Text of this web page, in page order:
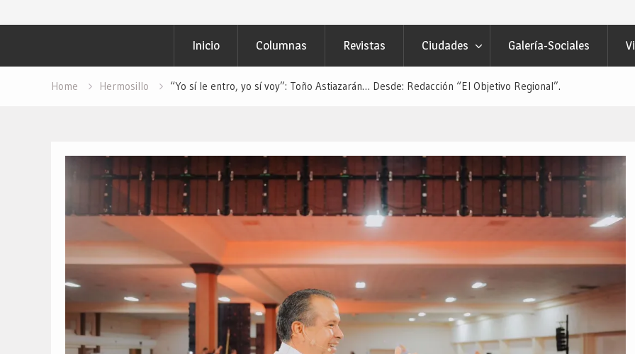
Inicio Columnas Revistas Ciudades Galería-Sociales
Home Hermosillo “Yo sí le entro, yo sí voy”: Toño Astiazarán… Desde: Redacción “El Objetivo Regional”.